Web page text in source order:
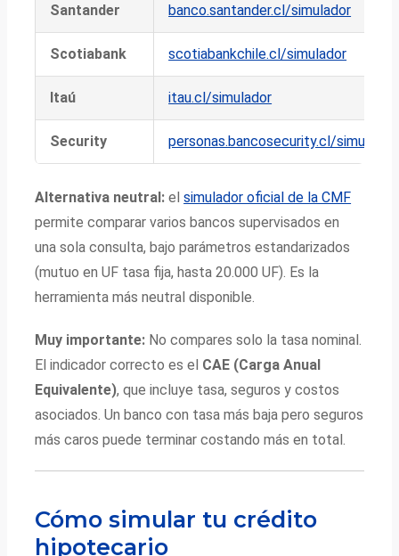
Santander banco.santander.cl/simulador
Scotiabank scotiabankchile.cl/simulador
Itaú itau.cl/simulador
Security personas.bancosecurity.cl/
Alternativa neutral: elsimulador oficial de la CMF
permite comparar varios bancos supervisados en
una sola consulta, bajo parámetros estandarizados
(mutuo en UF tasa fija, hasta 20.000 UF). Es la
herramienta más neutral disponible.
Muy importante: No compares solo la tasa nominal.
El indicador correcto es el CAE (Carga Anual
Equivalente), que incluye tasa, seguros y costos
asociados. Un banco con tasa más baja pero seguros
más caros puede terminar costando más en total.
Cómo simular tu crédito
hipotecario